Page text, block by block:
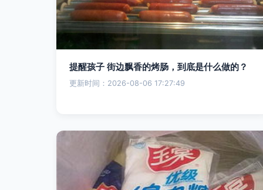
提醒孩子 街边飘香的烤肠，到底是什么做的？
更新时间：2026-08-06 17:27:49